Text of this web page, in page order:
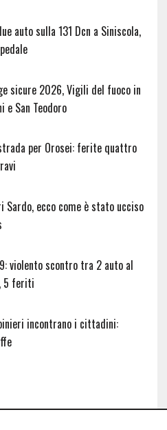
auto sulla 131 Dcn a Siniscola,
sicure 2026, Vigili del fuoco in
e San Teodoro
per Orosei: ferite quattro
Sardo, ecco come è stato ucciso
violento scontro tra 2 auto al
5 feriti
incontrano i cittadini: